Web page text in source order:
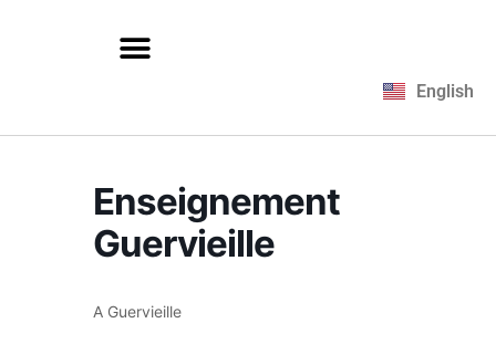
English
Enseignement
Guervieille
A Guervieille